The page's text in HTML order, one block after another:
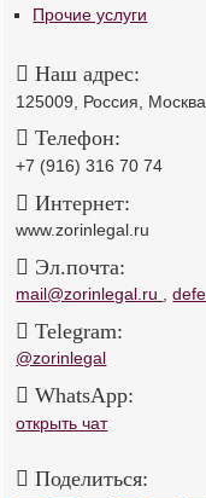
Прочие услуги
Наш адрес:
125009, Россия,
Телефон:
+7 (916) 316 70 74
Интернет:
www.zorinlegal.ru
Эл.почта:
mail@zorinlegal.ru ,
Telegram:
@zorinlegal
WhatsApp:
открыть чат
Поделиться: